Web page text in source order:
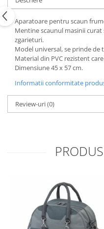
Aparatoare pentru scaun
Mentine scaunul masinii
zgarieturi.
Model universal, se prinde de
Material din PVC rezistent
Dimensiune 45 x 57 cm.
Informatii conformitate
Review-uri(0)